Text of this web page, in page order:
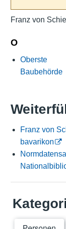
Franz von
O
Oberste
Baubehörde
Franz von
bavarikon